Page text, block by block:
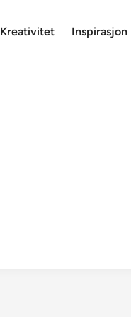
Kreativitet Inspirasjon